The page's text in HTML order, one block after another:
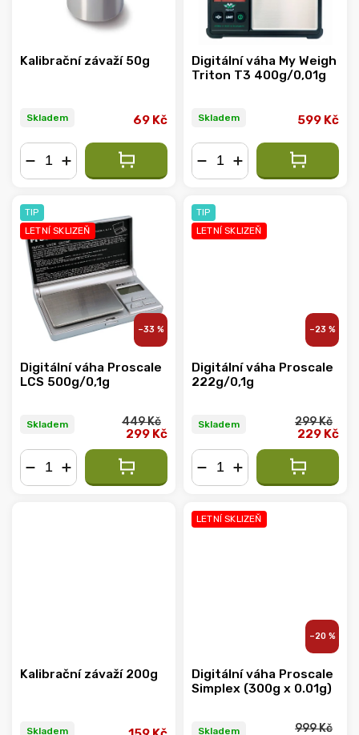
Kalibrační závaží 50g
Skladem 69 Kč
Digitální váha My Weigh
Triton T3 400g/0,01g
Skladem 599 Kč
TIP
LETNÍ SKLIZEŇ
–33 %
Digitální váha Proscale
LCS 500g/0,1g
Skladem 449 Kč
299 Kč
TIP
LETNÍ SKLIZEŇ
–23 %
Digitální váha Proscale
222g/0,1g
Skladem 299 Kč
229 Kč
Kalibrační závaží 200g
Skladem
LETNÍ SKLIZEŇ
–20 %
Digitální váha Proscale
Simplex (300g x 0.01g)
Skladem 999 Kč